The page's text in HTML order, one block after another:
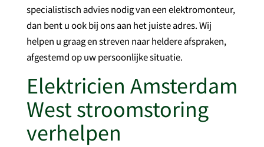
specialistisch advies nodig van een elektromonteur,
dan bent u ook bij ons aan het juiste adres. Wij
helpen u graag en streven naar heldere afspraken,
afgestemd op uw persoonlijke situatie.
Elektricien Amsterdam
West stroomstoring
verhelpen